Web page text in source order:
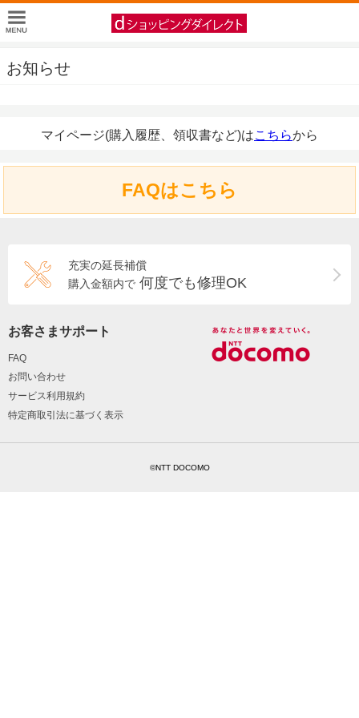
お知らせ
マイページ(購入履歴、領収書など)はこちらから
FAQはこちら
充実の延長補償
購入金額内で 何度でも修理OK
お客さまサポート
FAQ
お問い合わせ
サービス利用規約
特定商取引法に基づく表示
©NTT DOCOMO